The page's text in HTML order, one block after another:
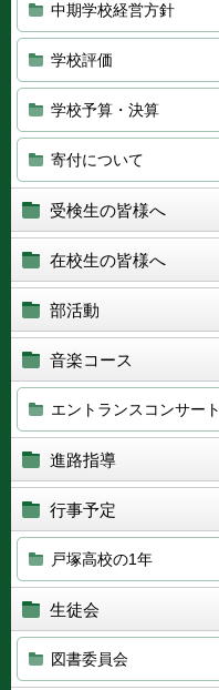
中期学校経営方針
学校評価
学校予算・決算
寄付について
受検生の皆様へ
在校生の皆様へ
部活動
音楽コース
エントランスコンサート
進路指導
行事予定
戸塚高校の1年
生徒会
図書委員会